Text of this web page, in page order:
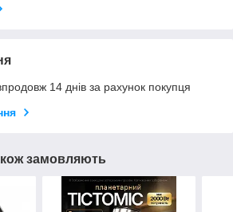
14 днів за рахунок покупця
замовляють